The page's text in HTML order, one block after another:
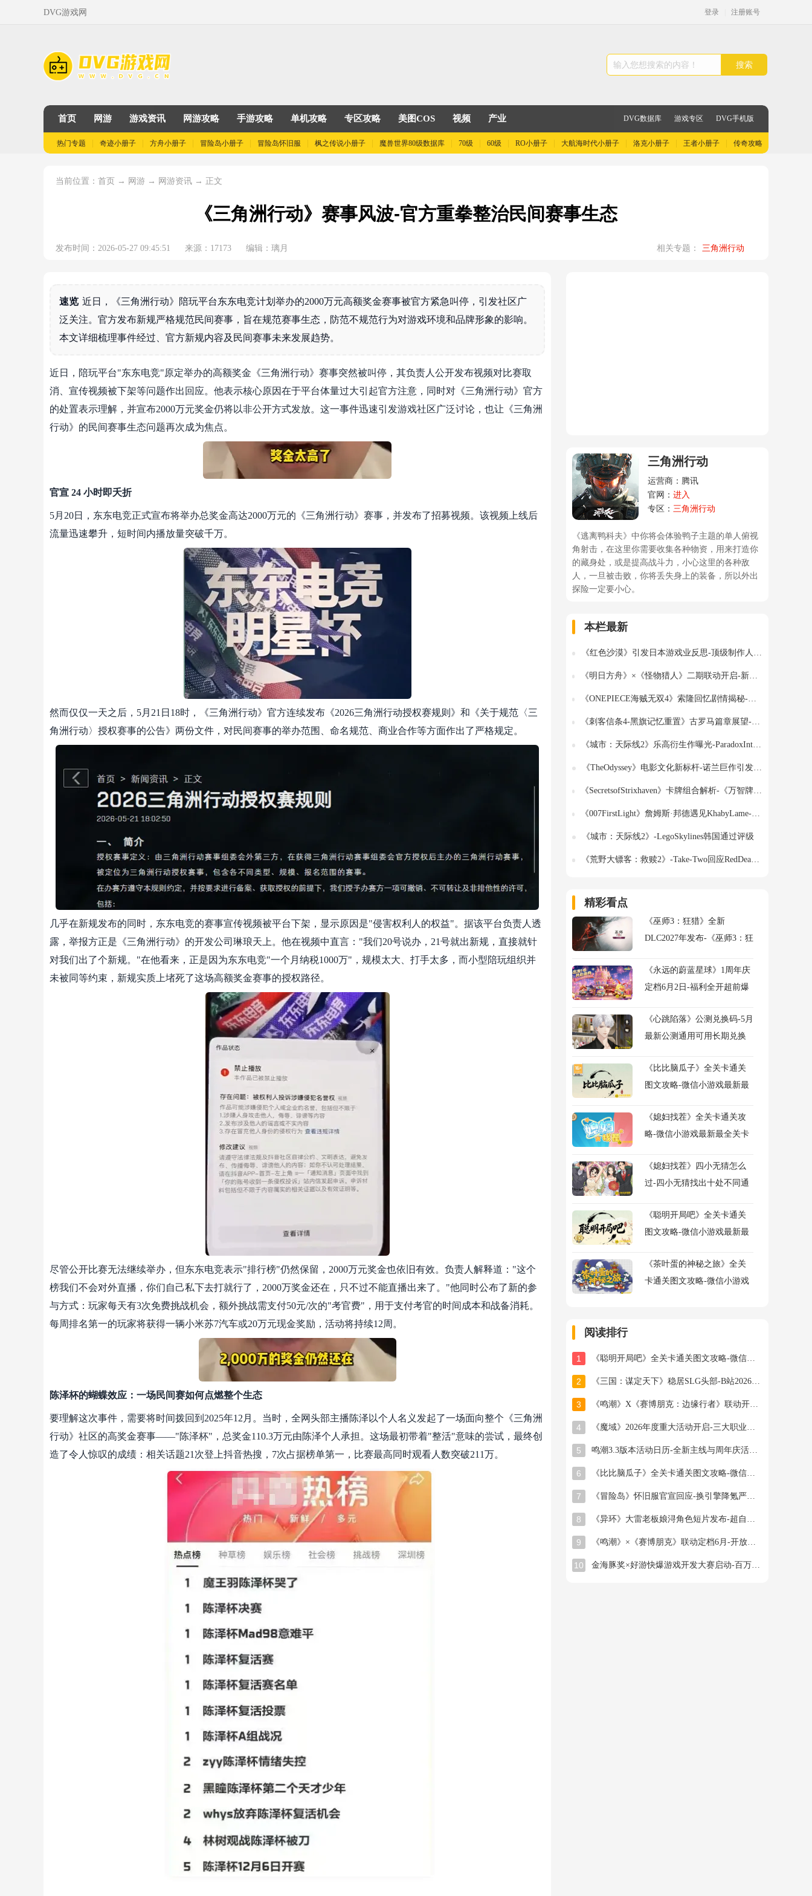
DVG游戏网 登录 注册账号
搜索
首页 网游 游戏资讯 网游攻略 手游攻略 单机攻略 专区攻略 美图COS 视频 产业 DVG数据库 游戏专区 DVG手机版
热门专题 奇迹小册子 方舟小册子 冒险岛小册子 冒险岛怀旧服 枫之传说小册子 魔兽世界80级数据库 70级 60级 RO小册子 大航海时代小册子 洛克小册子 王者小册子 传奇攻略
当前位置： 首页 → 网游 → 网游资讯 → 正文
《三角洲行动》赛事风波-官方重拳整治民间赛事生态
发布时间：2026-05-27 09:45:51 来源：17173 编辑：璃月 相关专题： 三角洲行动
速览 近日，《三角洲行动》陪玩平台东东电竞计划举办的2000万元高额奖金赛事被官方紧急叫停，引发社区广
泛关注。官方发布新规严格规范民间赛事，旨在规范赛事生态，防范不规范行为对游戏环境和品牌形象的影响。
本文详细梳理事件经过、官方新规内容及民间赛事未来发展趋势。
近日，陪玩平台"东东电竞"原定举办的高额奖金《三角洲行动》赛事突然被叫停，其负责人公开发布视频对比赛取
消、宣传视频被下架等问题作出回应。他表示核心原因在于平台体量过大引起官方注意，同时对《三角洲行动》官方
的处置表示理解，并宣布2000万元奖金仍将以非公开方式发放。这一事件迅速引发游戏社区广泛讨论，也让《三角洲
行动》的民间赛事生态问题再次成为焦点。
官宣 24 小时即夭折
5月20日，东东电竞正式宣布将举办总奖金高达2000万元的《三角洲行动》赛事，并发布了招募视频。该视频上线后
流量迅速攀升，短时间内播放量突破千万。
然而仅仅一天之后，5月21日18时，《三角洲行动》官方连续发布《2026三角洲行动授权赛规则》和《关于规范〈三
角洲行动〉授权赛事的公告》两份文件，对民间赛事的举办范围、命名规范、商业合作等方面作出了严格规定。
几乎在新规发布的同时，东东电竞的赛事宣传视频被平台下架，显示原因是"侵害权利人的权益"。据该平台负责人透
露，举报方正是《三角洲行动》的开发公司琳琅天上。他在视频中直言："我们20号说办，21号就出新规，直接就针
对我们出了个新规。"在他看来，正是因为东东电竞"一个月纳税1000万"，规模太大、打手太多，而小型陪玩组织并
未被同等约束，新规实质上堵死了这场高额奖金赛事的授权路径。
尽管公开比赛无法继续举办，但东东电竞表示"排行榜"仍然保留，2000万元奖金也依旧有效。负责人解释道："这个
榜我们不会对外直播，你们自己私下去打就行了，2000万奖金还在，只不过不能直播出来了。"他同时公布了新的参
与方式：玩家每天有3次免费挑战机会，额外挑战需支付50元/次的"考官费"，用于支付考官的时间成本和战备消耗。
每周排名第一的玩家将获得一辆小米苏7汽车或20万元现金奖励，活动将持续12周。
陈泽杯的蝴蝶效应：一场民间赛如何点燃整个生态
要理解这次事件，需要将时间拨回到2025年12月。当时，全网头部主播陈泽以个人名义发起了一场面向整个《三角洲
行动》社区的高奖金赛事——"陈泽杯"，总奖金110.3万元由陈泽个人承担。这场最初带着"整活"意味的尝试，最终创
造了令人惊叹的成绩：相关话题21次登上抖音热搜，7次占据榜单第一，比赛最高同时观看人数突破211万。
三角洲行动
运营商：腾讯
官网： 进入
专区： 三角洲行动
《逃离鸭科夫》中你将会体验鸭子主题的单人俯视
角射击，在这里你需要收集各种物资，用来打造你
的藏身处，或是提高战斗力，小心这里的各种敌
人，一旦被击败，你将丢失身上的装备，所以外出
探险一定要小心。
本栏最新
《红色沙漠》引发日本游戏业反思-顶级制作人坦言韩游技术领先
《明日方舟》×《怪物猎人》二期联动开启-新干员与争议定档解析
《ONEPIECE海贼无双4》索隆回忆剧情揭秘-新小说填补角色空白
《刺客信条4-黑旗记忆重置》古罗马篇章展望-更适合改编成电子游戏
《城市：天际线2》乐高衍生作曝光-ParadoxInteractive新作泄露
《TheOdyssey》电影文化新标杆-诺兰巨作引发热议
《SecretsofStrixhaven》卡牌组合解析-《万智牌：旅法师对决》Muddle与Port
《007FirstLight》詹姆斯·邦德遇见KhabyLame-游戏中社交媒体明星客串揭秘
《城市：天际线2》-LegoSkylines韩国通过评级
《荒野大镖客：救赎2》-Take-Two回应RedDeadOnline争议
精彩看点
《巫师3：狂猎》全新
DLC2027年发布-《巫师3：狂
《永远的蔚蓝星球》1周年庆
定档6月2日-福利全开超前爆
《心跳陷落》公测兑换码-5月
最新公测通用可用长期兑换
《比比脑瓜子》全关卡通关
图文攻略-微信小游戏最新最
《媳妇找茬》全关卡通关攻
略-微信小游戏最新最全关卡
《媳妇找茬》四小无猜怎么
过-四小无猜找出十处不同通
《聪明开局吧》全关卡通关
图文攻略-微信小游戏最新最
《茶叶蛋的神秘之旅》全关
卡通关图文攻略-微信小游戏
阅读排行
1 《聪明开局吧》全关卡通关图文攻略-微信小游戏最新最全关卡通关图文攻略
2 《三国：谋定天下》稳居SLG头部-B站2026年游戏新作计划曝光
3 《鸣潮》X《赛博朋克：边缘行者》联动开启-全新角色与副本揭秘
4 《魔域》2026年度重大活动开启-三大职业新专精技能曝光
5 鸣潮3.3版本活动日历-全新主线与周年庆活动详解
6 《比比脑瓜子》全关卡通关图文攻略-微信小游戏最新最全关卡通关图文攻略
7 《冒险岛》怀旧服官宣回应-换引擎降氪严打工作室
8 《异环》大雷老板娘浔角色短片发布-超自然都市RPG全平台公测开启
9 《鸣潮》×《赛博朋克》联动定档6月-开放世界RPG迎来周年庆大礼
10 金海豚奖×好游快爆游戏开发大赛启动-百万奖金等你创作佳作